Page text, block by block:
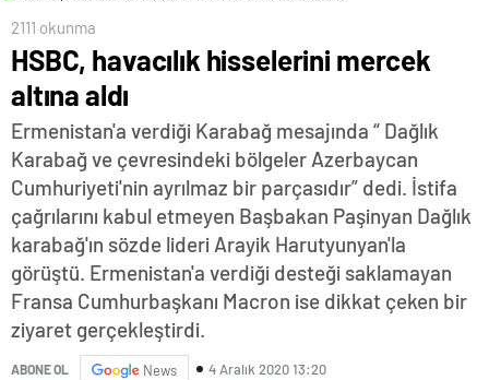
2111 okunma
HSBC, havacılık hisselerini mercek
altına aldı
Ermenistan'a verdiği Karabağ mesajında “ Dağlık
Karabağ ve çevresindeki bölgeler Azerbaycan
Cumhuriyeti'nin ayrılmaz bir parçasıdır” dedi. İstifa
çağrılarını kabul etmeyen Başbakan Paşinyan Dağlık
karabağ'ın sözde lideri Arayik Harutyunyan'la
görüştü. Ermenistan'a verdiği desteği saklamayan
Fransa Cumhurbaşkanı Macron ise dikkat çeken bir
ziyaret gerçekleştirdi.
ABONE OL News 4 Aralık 2020 13:20